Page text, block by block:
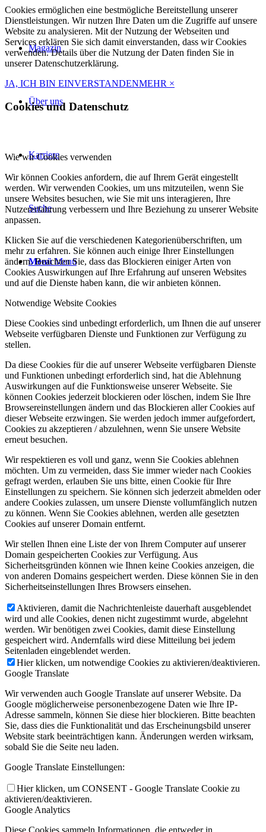
Magazin
Über uns
Karriere
Suche
Menü Menü
Cookies ermöglichen eine bestmögliche Bereitstellung unserer
Dienstleistungen. Wir nutzen Ihre Daten um die Zugriffe auf unsere
Website zu analysieren. Mit der Nutzung der Webseiten und
Services erklären Sie sich damit einverstanden, dass wir Cookies
verwenden. Details über die Nutzung der Daten finden Sie in
unserer Datenschutzerklärung.
JA, ICH BIN EINVERSTANDENMEHR ×
Cookies und Datenschutz
Wie wir Cookies verwenden
Wir können Cookies anfordern, die auf Ihrem Gerät eingestellt
werden. Wir verwenden Cookies, um uns mitzuteilen, wenn Sie
unsere Websites besuchen, wie Sie mit uns interagieren, Ihre
Nutzererfahrung verbessern und Ihre Beziehung zu unserer Website
anpassen.
Klicken Sie auf die verschiedenen Kategorienüberschriften, um
mehr zu erfahren. Sie können auch einige Ihrer Einstellungen
ändern. Beachten Sie, dass das Blockieren einiger Arten von
Cookies Auswirkungen auf Ihre Erfahrung auf unseren Websites
und auf die Dienste haben kann, die wir anbieten können.
Notwendige Website Cookies
Diese Cookies sind unbedingt erforderlich, um Ihnen die auf unserer
Webseite verfügbaren Dienste und Funktionen zur Verfügung zu
stellen.
Da diese Cookies für die auf unserer Webseite verfügbaren Dienste
und Funktionen unbedingt erforderlich sind, hat die Ablehnung
Auswirkungen auf die Funktionsweise unserer Webseite. Sie
können Cookies jederzeit blockieren oder löschen, indem Sie Ihre
Browsereinstellungen ändern und das Blockieren aller Cookies auf
dieser Webseite erzwingen. Sie werden jedoch immer aufgefordert,
Cookies zu akzeptieren / abzulehnen, wenn Sie unsere Website
erneut besuchen.
Wir respektieren es voll und ganz, wenn Sie Cookies ablehnen
möchten. Um zu vermeiden, dass Sie immer wieder nach Cookies
gefragt werden, erlauben Sie uns bitte, einen Cookie für Ihre
Einstellungen zu speichern. Sie können sich jederzeit abmelden oder
andere Cookies zulassen, um unsere Dienste vollumfänglich nutzen
zu können. Wenn Sie Cookies ablehnen, werden alle gesetzten
Cookies auf unserer Domain entfernt.
Wir stellen Ihnen eine Liste der von Ihrem Computer auf unserer
Domain gespeicherten Cookies zur Verfügung. Aus
Sicherheitsgründen können wie Ihnen keine Cookies anzeigen, die
von anderen Domains gespeichert werden. Diese können Sie in den
Sicherheitseinstellungen Ihres Browsers einsehen.
Aktivieren, damit die Nachrichtenleiste dauerhaft ausgeblendet
wird und alle Cookies, denen nicht zugestimmt wurde, abgelehnt
werden. Wir benötigen zwei Cookies, damit diese Einstellung
gespeichert wird. Andernfalls wird diese Mitteilung bei jedem
Seitenladen eingeblendet werden.
Hier klicken, um notwendige Cookies zu aktivieren/deaktivieren.
Google Translate
Wir verwenden auch Google Translate auf unserer Website. Da
Google möglicherweise personenbezogene Daten wie Ihre IP-
Adresse sammeln, können Sie diese hier blockieren. Bitte beachten
Sie, dass dies die Funktionalität und das Erscheinungsbild unserer
Website stark beeinträchtigen kann. Änderungen werden wirksam,
sobald Sie die Seite neu laden.
Google Translate Einstellungen:
Hier klicken, um CONSENT - Google Translate Cookie zu
aktivieren/deaktivieren.
Google Analytics
Diese Cookies sammeln Informationen, die entweder in